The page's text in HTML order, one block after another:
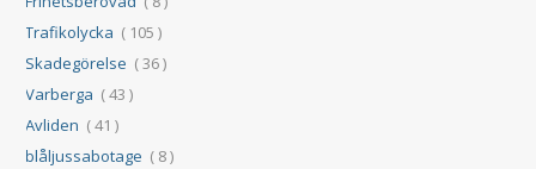
Trafikolycka ( 105 )
Skadegörelse ( 36 )
Varberga ( 43 )
Avliden ( 41 )
blåljussabotage ( 8 )